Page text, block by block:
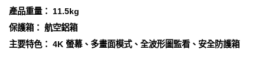
產品重量： 11.5kg
保護箱： 航空鋁箱
主要特色： 4K 螢幕、多畫面模式、全波形圖監看、安全防護箱